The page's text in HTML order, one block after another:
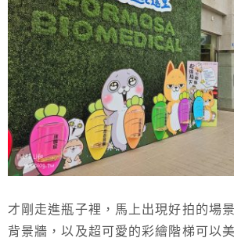
才剛走進瓶子裡，馬上出現好拍的場
背景牆，以及超可愛的彩繪階梯可以